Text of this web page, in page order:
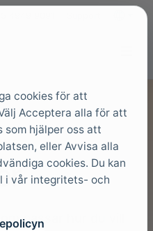
passar hur du vill
cookies för att
Acceptera alla för att
hjälper oss att
eller Avvisa alla
cookies. Du kan
i vår integritets- och